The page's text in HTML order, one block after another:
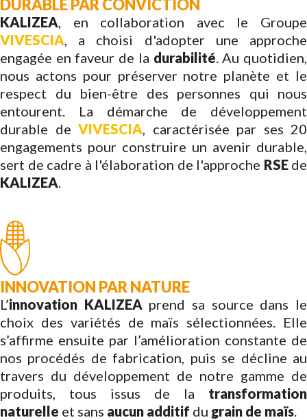
DURABLE PAR CONVICTION
KALIZEA, en collaboration avec le Groupe
VIVESCIA, a choisi d'adopter une approche
engagée en faveur de la durabilité. Au quotidien,
nous actons pour préserver notre planète et le
respect du bien-être des personnes qui nous
entourent. La démarche de développement
durable de VIVESCIA, caractérisée par ses 20
engagements pour construire un avenir durable,
sert de cadre à l'élaboration de l'approche RSEde
KALIZEA.
INNOVATION PAR NATURE
L’innovation KALIZEAprend sa source dans le
choix des variétés de maïs sélectionnées. Elle
s’affirme ensuite par l’amélioration constante de
nos procédés de fabrication, puis se décline au
travers du développement de notre gamme de
produits, tous issus de la transformation
naturelle et sans aucun additif du grain de maïs.